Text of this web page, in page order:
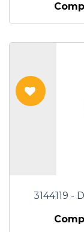
3144119 -